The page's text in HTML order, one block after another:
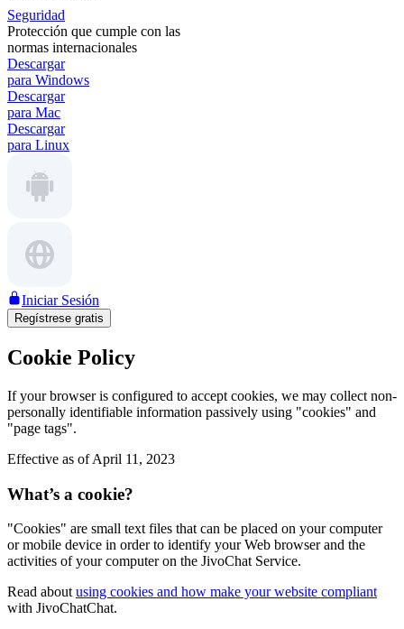
Seguridad
Protección que cumple con las
normas internacionales
Descargar
para Windows
Descargar
para Mac
Descargar
para Linux
Iniciar Sesión
Regístrese gratis
Cookie Policy
If your browser is configured to accept cookies, we may collect non-
personally identifiable information passively using "cookies" and
"page tags".
Effective as of April 11, 2023
What’s a cookie?
"Cookies" are small text files that can be placed on your computer
or mobile device in order to identify your Web browser and the
activities of your computer on the JivoChat Service.
Read about using cookies and how make your website compliant
with JivoChatChat.